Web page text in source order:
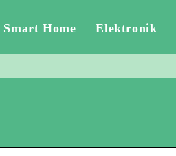
Smart Home Elektronik